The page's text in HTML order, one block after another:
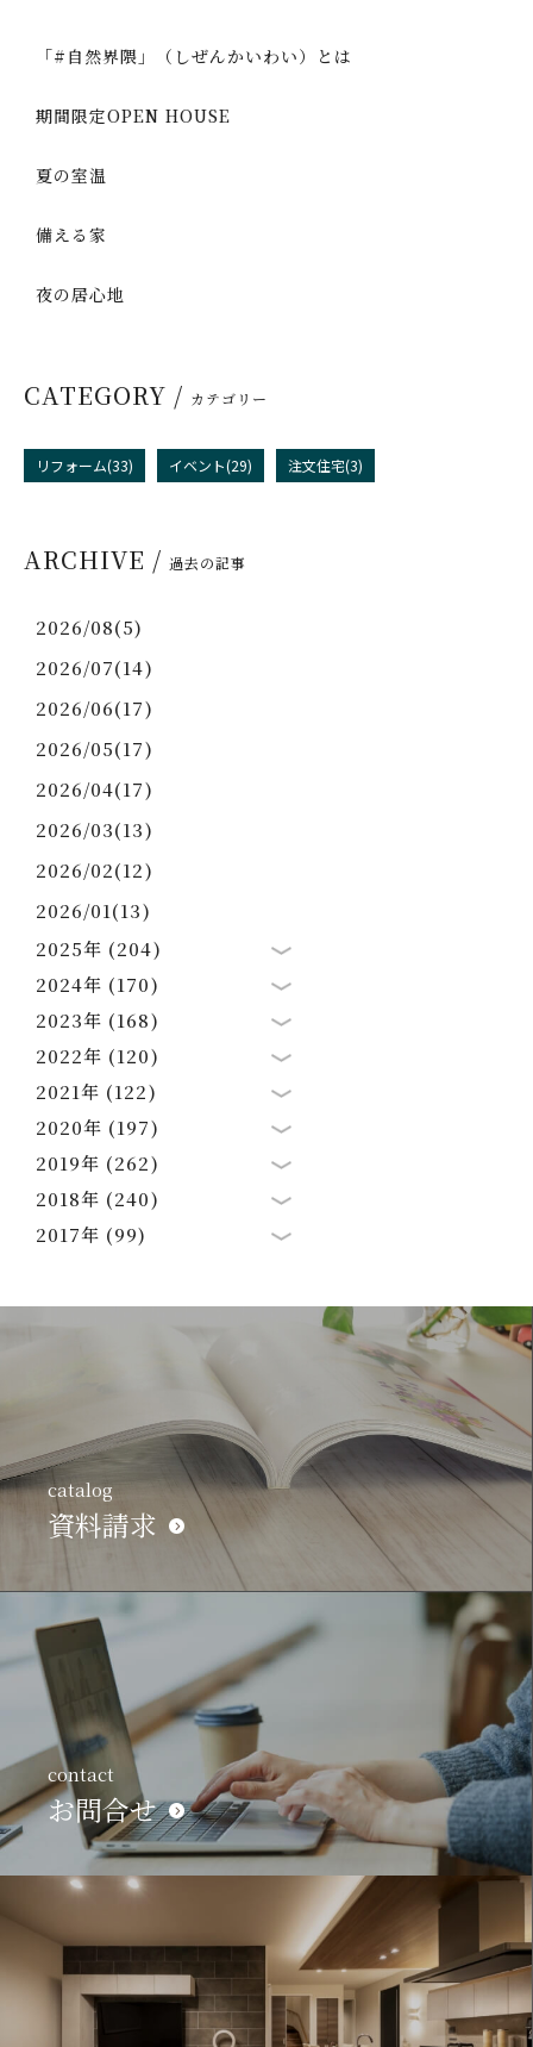
「#自然界隈」（しぜんかいわい）とは
期間限定OPEN HOUSE
夏の室温
備える家
夜の居心地
CATEGORY / カテゴリー
リフォーム(33) イベント(29) 注文住宅(3)
ARCHIVE / 過去の記事
2026/08(5)
2026/07(14)
2026/06(17)
2026/05(17)
2026/04(17)
2026/03(13)
2026/02(12)
2026/01(13)
2025年 (204)
2024年 (170)
2023年 (168)
2022年 (120)
2021年 (122)
2020年 (197)
2019年 (262)
2018年 (240)
2017年 (99)
catalog
資料請求
contact
お問合せ